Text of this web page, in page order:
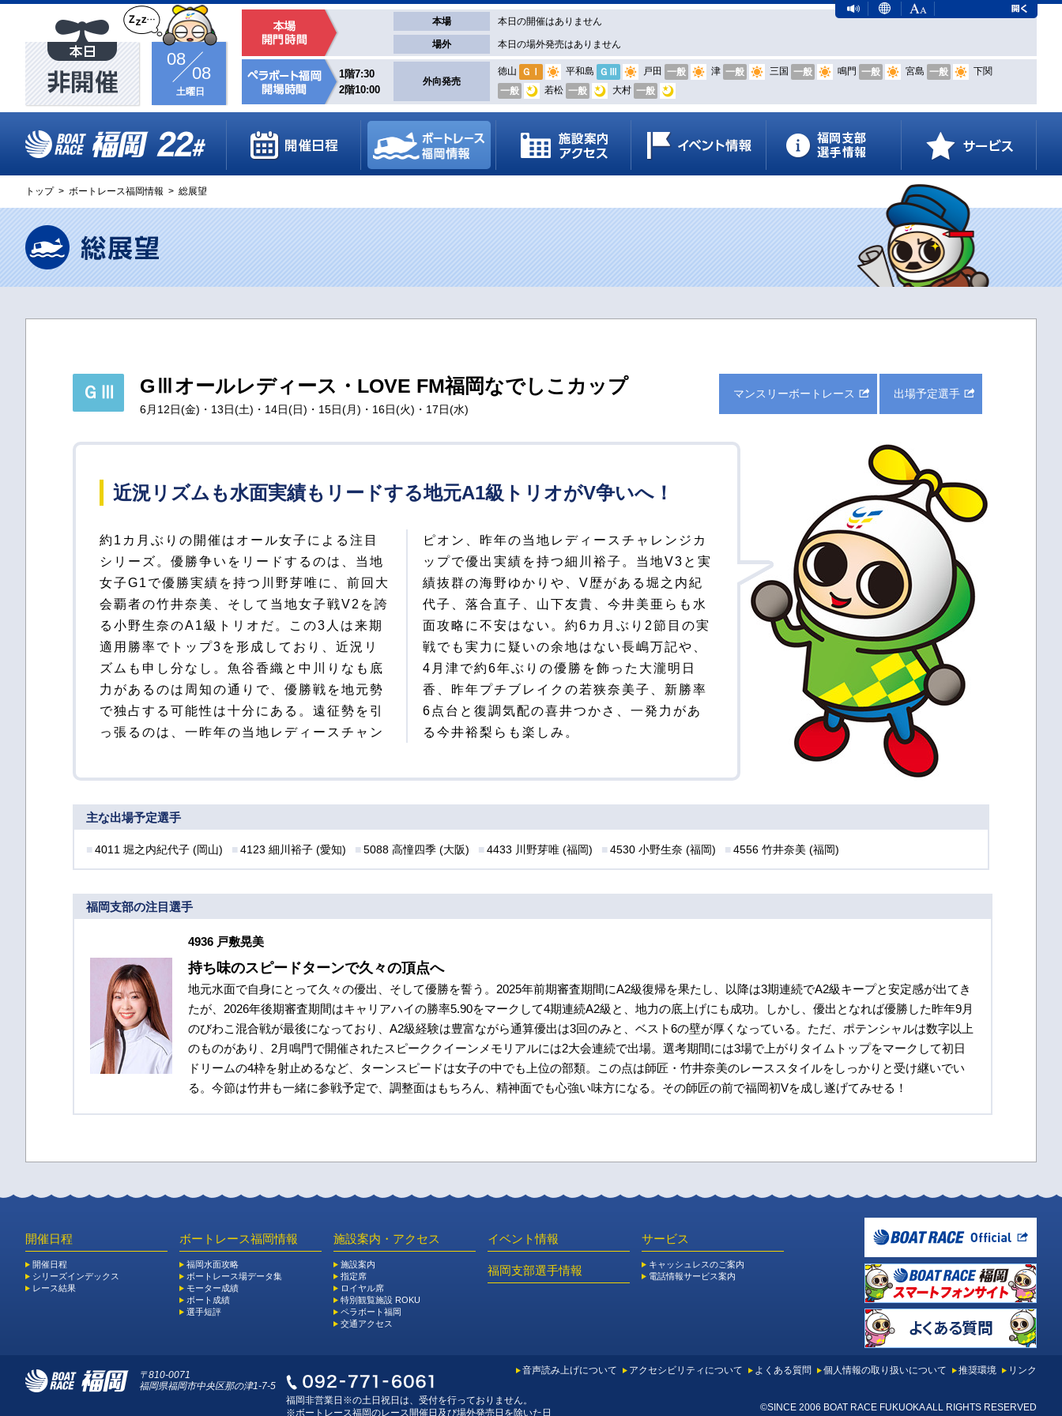
08
08
土曜日
本場 本日の開催はありません
場外 本日の場外発売はありません
1階7:30
2階10:00
外向発売
徳山 ＧⅠ 平和島 ＧⅢ 戸田 一般 津 一般 三国 一般 鳴門 一般 宮島 一般
下関
一般
若松 一般 大村 一般
トップ > ボートレース福岡情報 > 総展望
ＧⅢ GⅢオールレディース・LOVE FM福岡なでしこカップ
6月12日(金)・13日(土)・14日(日)・15日(月)・16日(火)・17日(水)
マンスリーボートレース 出場予定選手
近況リズムも水面実績もリードする地元A1級トリオがV争いへ！
約1カ月ぶりの開催はオール女子による注目
シリーズ。優勝争いをリードするのは、当地
女子G1で優勝実績を持つ川野芽唯に、前回大
会覇者の竹井奈美、そして当地女子戦V2を誇
る小野生奈のA1級トリオだ。この3人は来期
適用勝率でトップ3を形成しており、近況リ
ズムも申し分なし。魚谷香織と中川りなも底
力があるのは周知の通りで、優勝戦を地元勢
で独占する可能性は十分にある。遠征勢を引
っ張るのは、一昨年の当地レディースチャン
ピオン、昨年の当地レディースチャレンジカ
ップで優出実績を持つ細川裕子。当地V3と実
績抜群の海野ゆかりや、V歴がある堀之内紀
代子、落合直子、山下友貴、今井美亜らも水
面攻略に不安はない。約6カ月ぶり2節目の実
戦でも実力に疑いの余地はない長嶋万記や、
4月津で約6年ぶりの優勝を飾った大瀧明日
香、昨年プチブレイクの若狭奈美子、新勝率
6点台と復調気配の喜井つかさ、一発力があ
る今井裕梨らも楽しみ。
主な出場予定選手
4011 堀之内紀代子 (岡山) 4123 細川裕子 (愛知) 5088 高憧四季 (大阪) 4433 川野芽唯 (福岡) 4530 小野生奈 (福岡) 4556 竹井奈美 (福岡)
福岡支部の注目選手
4936 戸敷晃美
持ち味のスピードターンで久々の頂点へ
地元水面で自身にとって久々の優出、そして優勝を誓う。2025年前期審査期間にA2級復帰を果たし、以降は3期連続でA2級キープと安定感が出てき
たが、2026年後期審査期間はキャリアハイの勝率5.90をマークして4期連続A2級と、地力の底上げにも成功。しかし、優出となれば優勝した昨年9月
のびわこ混合戦が最後になっており、A2級経験は豊富ながら通算優出は3回のみと、ベスト6の壁が厚くなっている。ただ、ポテンシャルは数字以上
のものがあり、2月鳴門で開催されたスピーククイーンメモリアルには2大会連続で出場。選考期間には3場で上がりタイムトップをマークして初日
ドリームの4枠を射止めるなど、ターンスピードは女子の中でも上位の部類。この点は師匠・竹井奈美のレーススタイルをしっかりと受け継いでい
る。今節は竹井も一緒に参戦予定で、調整面はもちろん、精神面でも心強い味方になる。その師匠の前で福岡初Vを成し遂げてみせる！
開催日程
開催日程
シリーズインデックス
レース結果
ボートレース福岡情報
福岡水面攻略
ボートレース場データ集
モーター成績
ボート成績
選手短評
施設案内・アクセス
施設案内
指定席
ロイヤル席
特別観覧施設 ROKU
ペラボート福岡
交通アクセス
イベント情報
福岡支部選手情報
サービス
キャッシュレスのご案内
電話情報サービス案内
〒810-0071
福岡県福岡市中央区那の津1-7-5
福岡非営業日※の土日祝日は、受付を行っておりません。
※ボートレース福岡のレース開催日及び場外発売日を除いた日
音声読み上げについて アクセシビリティについて よくある質問 個人情報の取り扱いについて 推奨環境 リンク
©SINCE 2006 BOAT RACE FUKUOKA ALL RIGHTS RESERVED